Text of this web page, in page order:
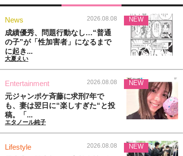
News 2026.08.08
成績優秀、問題行動なし…“普通
の子”が「性加害者」になるまで
に起き...
大夏えい
NEW
Entertainment 2026.08.08
元ジャンポケ斉藤に求刑7年で
も、妻は翌日に“楽しすぎた“と投
稿。「...
エタノール純子
NEW
Lifestyle 2026.08.08 NEW